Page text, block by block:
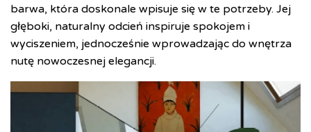
barwa, która doskonale wpisuje się w te potrzeby. Jej
głęboki, naturalny odcień inspiruje spokojem i
wyciszeniem, jednocześnie wprowadzając do wnętrza
nutę nowoczesnej elegancji.